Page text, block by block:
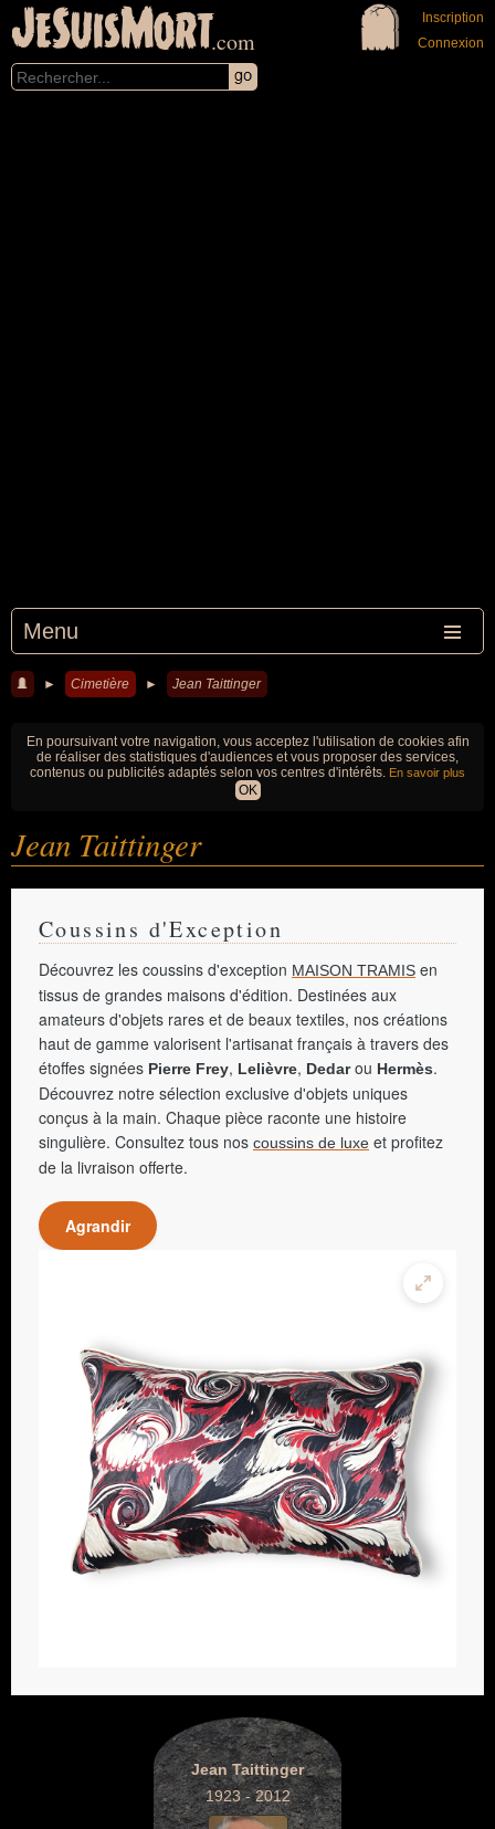
JeSuisMort.com
Menu
Inscription
Connexion
► Cimetière ► Jean Taittinger
En poursuivant votre navigation, vous acceptez l'utilisation de cookies afin
de réaliser des statistiques d'audiences et vous proposer des services,
contenus ou publicités adaptés selon vos centres d'intérêts. En savoir plus
OK
Jean Taittinger
Coussins d'Exception
Découvrez les coussins d'exception MAISON TRAMIS en
tissus de grandes maisons d'édition. Destinées aux
amateurs d'objets rares et de beaux textiles, nos créations
haut de gamme valorisent l'artisanat français à travers des
étoffes signées Pierre Frey, Lelièvre, Dedarou Hermès.
Découvrez notre sélection exclusive d'objets uniques
conçus à la main. Chaque pièce raconte une histoire
singulière. Consultez tous nos coussins de luxe et profitez
de la livraison offerte.
Agrandir
Jean Taittinger
1923 - 2012